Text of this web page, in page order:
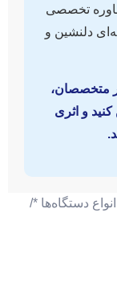
تخصصی
دلنشین و
متخصصان،
و اثری